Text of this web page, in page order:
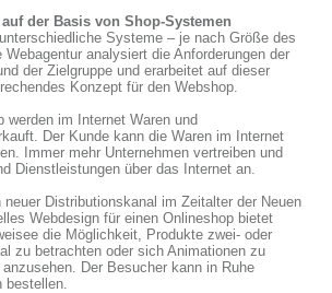
der Basis von Shop-Systemen
Systeme – je nach Größe des
Webagentur analysiert die Anforderungen der
der Zielgruppe und erarbeitet auf dieser
Konzept für den Webshop.
werden im Internet Waren und
Der Kunde kann die Waren im Internet
Immer mehr Unternehmen vertreiben und
Dienstleistungen über das Internet an.
neuer Distributionskanal im Zeitalter der Neuen
Webdesign für einen Onlineshop bietet
die Möglichkeit, Produkte zwei- oder
zu betrachten oder sich Animationen zu
Der Besucher kann in Ruhe
bestellen.